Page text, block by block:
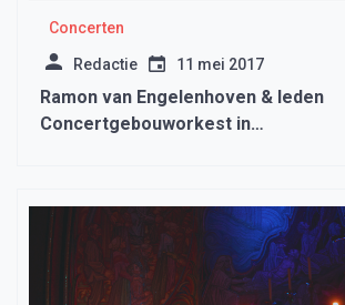
Concerten
Redactie 11 mei 2017
Ramon van Engelenhoven & leden
Concertgebouworkest in